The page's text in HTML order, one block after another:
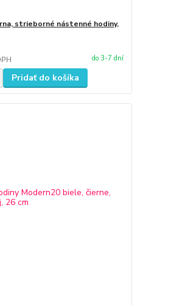
strieborné nástenné hodiny,
do 3-7 dní
Pridať do košíka